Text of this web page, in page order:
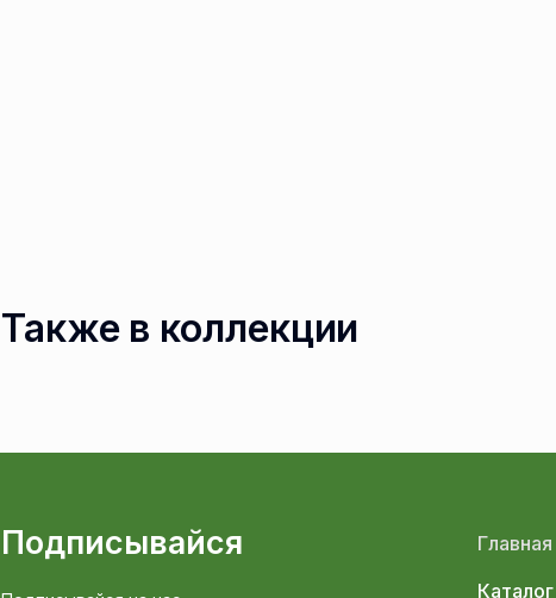
Также в коллекции
Подписывайся
Главная
Каталог